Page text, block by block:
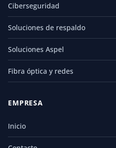
Ciberseguridad
Soluciones de respaldo
Soluciones Aspel
Fibra óptica y redes
EMPRESA
Inicio